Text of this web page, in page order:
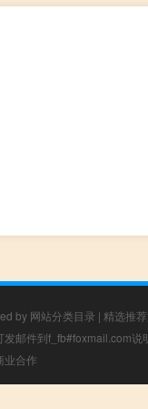
by 网站分类目录 | 精选推
邮件到f_fb#foxmail.com说
业合作